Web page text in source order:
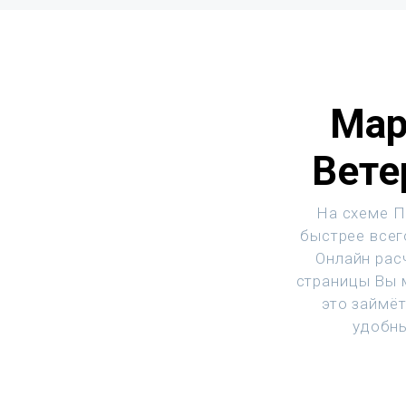
На схеме
быстрее
Онлайн
страницы Вы
это